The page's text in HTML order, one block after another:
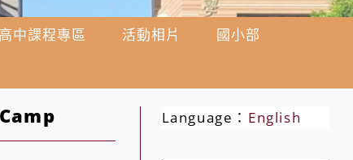
高中課程專區 活動相片
國小部
Language： English